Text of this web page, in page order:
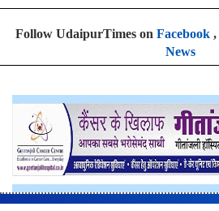
Follow UdaipurTimes on Facebook,
News